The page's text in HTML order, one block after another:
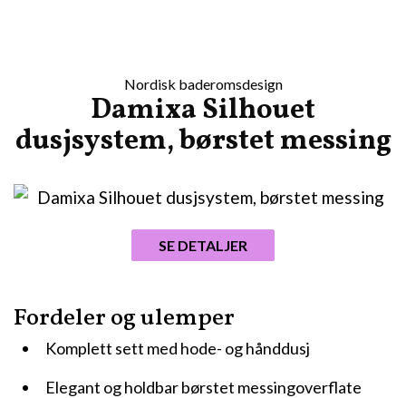
Nordisk baderomsdesign
Damixa Silhouet
dusjsystem, børstet messing
Fordeler og ulemper
Komplett sett med hode- og hånddusj
Elegant og holdbar børstet messingoverflate
SE DETALJER